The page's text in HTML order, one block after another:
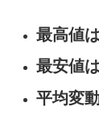
最高値は
最安値は
平均変